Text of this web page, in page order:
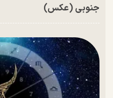
جنوبی (عکس)